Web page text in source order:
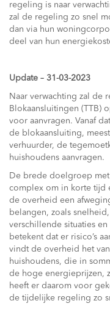
regeling is naar
zal de regeling zo snel
dan via hun
deel van hun
Update – 31-03-2023
Naar verwachting zal de
Blokaansluitingen (TTB)
voor aanvragen. Vanaf
de blokaansluiting,
verhuurder, de
huishoudens aanvragen.
De brede doelgroep
complex om in korte tijd
de overheid een
belangen, zoals
verschillende situaties
betekent dat er risico’s
vindt de overheid het
huishoudens, die in
de hoge energieprijzen,
heeft er daarom voor
de tijdelijke regeling zo